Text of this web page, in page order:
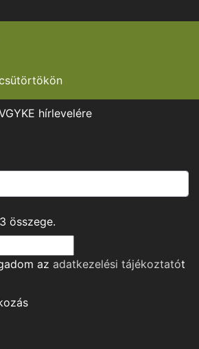
hírlevelére
3 összege.
az adatkezelési tájékoztatót